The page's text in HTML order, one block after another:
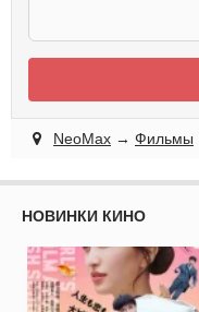
NeoMax → Фильмы
НОВИНКИ КИНО